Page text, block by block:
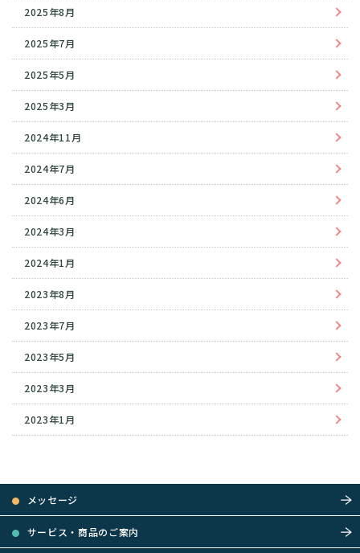
2025年8月
2025年7月
2025年5月
2025年3月
2024年11月
2024年7月
2024年6月
2024年3月
2024年1月
2023年8月
2023年7月
2023年5月
2023年3月
2023年1月
メッセージ
サービス・商品のご案内